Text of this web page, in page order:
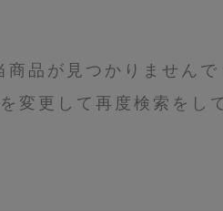
商品が見つかりませんで
変更して再度検索をし